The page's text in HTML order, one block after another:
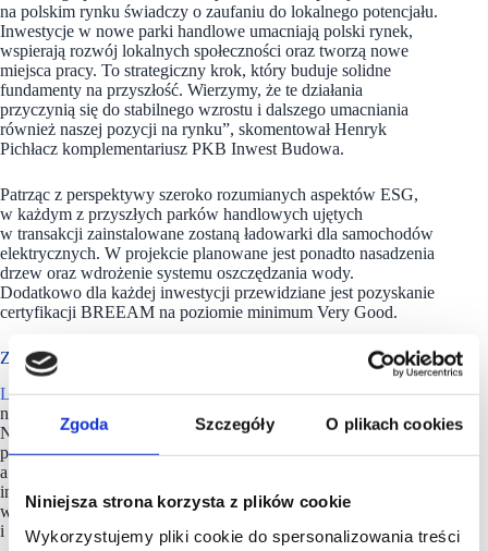
Zgoda Szczegóły O plikach cookies
Niniejsza strona korzysta z plików cookie
Wykorzystujemy pliki cookie do spersonalizowania treści
na polskim rynku świadczy o zaufaniu do lokalnego potencjału.
Inwestycje w nowe parki handlowe umacniają polski rynek,
wspierają rozwój lokalnych społeczności oraz tworzą nowe
miejsca pracy. To strategiczny krok, który buduje solidne
fundamenty na przyszłość. Wierzymy, że te działania
przyczynią się do stabilnego wzrostu i dalszego umacniania
również naszej pozycji na rynku”, skomentował Henryk
Pichłacz komplementariusz PKB Inwest Budowa.
Patrząc z perspektywy szeroko rozumianych aspektów ESG,
w każdym z przyszłych parków handlowych ujętych
w transakcji zainstalowane zostaną ładowarki dla samochodów
elektrycznych. W projekcie planowane jest ponadto nasadzenia
drzew oraz wdrożenie systemu oszczędzania wody.
Dodatkowo dla każdej inwestycji przewidziane jest pozyskanie
certyfikacji BREEAM na poziomie minimum Very Good.
Z ponad 95 nieruchomościami handlowymi w portfolio
LCP Propertiesposiada aktualnie w Polsce ponad 95
nieruchomości handlowych, biurowych oraz magazynowych.
Na początku 2023 roku całkowita, łączna powierzchnia
posiadanych przez firmę obiektów, przekroczyła 360 tys. m kw.
a ich szacunkowa wartość osiągnęła 500 mln euro. LCP
inwestuje długoterminowo, koncentrując się na stabilnym
wzroście wartości nieruchomości poprzez aktywne zarządzanie
i maksymalizacją zysków.